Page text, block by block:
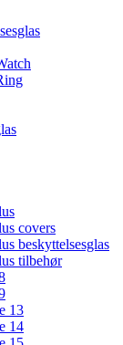
covers
beskyttelsesglas
tilbehør
13
14